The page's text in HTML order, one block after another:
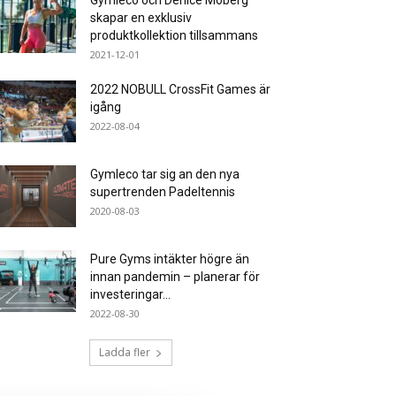
skapar en exklusiv
produktkollektion tillsammans
2021-12-01
2022 NOBULL CrossFit Games är
igång
2022-08-04
Gymleco tar sig an den nya
supertrenden Padeltennis
2020-08-03
Pure Gyms intäkter högre än
innan pandemin – planerar för
investeringar...
2022-08-30
Ladda fler